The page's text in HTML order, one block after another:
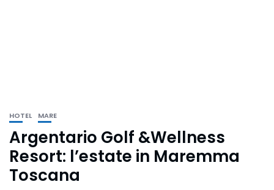
HOTEL MARE
Argentario Golf &Wellness
Resort: l’estate in Maremma
Toscana